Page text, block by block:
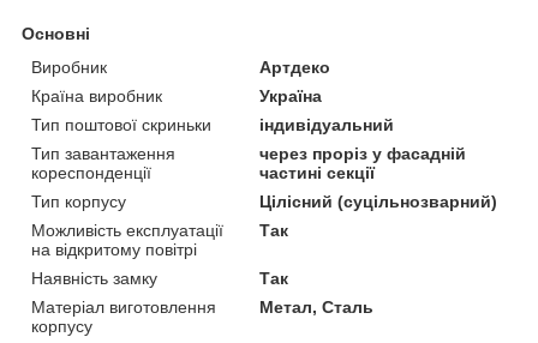
Основні
Виробник
Артдеко
Країна виробник
Україна
Тип поштової скриньки
індивідуальний
Тип завантаження
кореспонденції
через проріз у фасадній
частині секції
Тип корпусу
Цілісний (суцільнозварний)
Можливість експлуатації
на відкритому повітрі
Так
Наявність замку
Так
Матеріал виготовлення
корпусу
Метал, Сталь